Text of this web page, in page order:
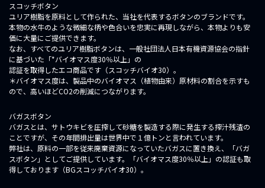
スコッチボタン
ユリア樹脂を原料として作られた、当社を代表するボタンのブランドです。
本物の水牛のような微細な柄や色合いを忠実に再現しながら、本物よりも安
価に大量にご提供できます。
なお、すべてのユリア樹脂ボタンは、一般社団法人日本有機資源協会の指針
に基づいた「*バイオマス度30％以上」の
認証を取得したエコ商品です（スコッチバイオ30）。
＊バイオマス度は、製品中のバイオマス（植物由来）原材料の割合を示すも
ので、高いほどCO2の削減につながります。
バガスボタン
バガスとは、サトウキビを圧搾して砂糖を製造する際に発生する搾汁残渣の
ことですが、その年間排出量は世界中で１億トンと言われています。
弊社は、原料の一部を従来廃棄資源になっていたバガスに置き換え、「バガ
スボタン」としてご提供しています。「バイオマス度30％以上」の認証も取
得しております（BGスコッチバイオ30）。